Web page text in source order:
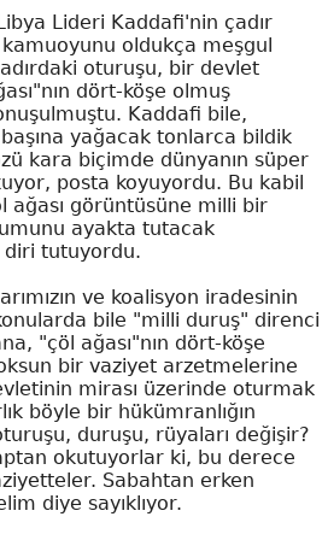
Lideri Kaddafi'nin çadır
oldukça meşgul
oturuşu, bir devlet
dört-köşe olmuş
Kaddafi bile,
yağacak tonlarca bildik
kara biçimde dünyanın süper
posta koyuyordu. Bu kabil
ağası görüntüsüne milli bir
ayakta tutacak
tutuyordu.
ve koalisyon iradesinin
bile "milli duruş" direnci
"çöl ağası"nın dört-köşe
bir vaziyet arzetmelerine
mirası üzerinde oturmak
böyle bir hükümranlığın
duruşu, rüyaları değişir?
okutuyorlar ki, bu derece
Sabahtan erken
diye sayıklıyor.